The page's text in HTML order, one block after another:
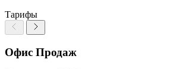
Тарифы
Офис Продаж